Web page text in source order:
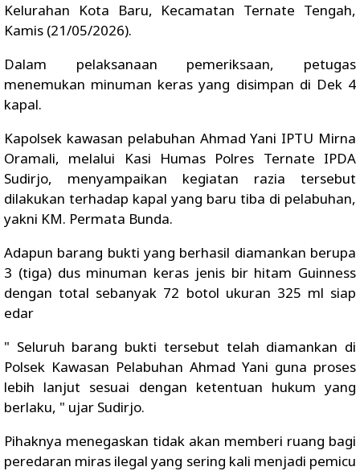
Kelurahan Kota Baru, Kecamatan Ternate Tengah,
Kamis (21/05/2026).
Dalam pelaksanaan pemeriksaan, petugas
menemukan minuman keras yang disimpan di Dek 4
kapal.
Kapolsek kawasan pelabuhan Ahmad Yani IPTU Mirna
Oramali, melalui Kasi Humas Polres Ternate IPDA
Sudirjo, menyampaikan kegiatan razia tersebut
dilakukan terhadap kapal yang baru tiba di pelabuhan,
yakni KM. Permata Bunda.
Adapun barang bukti yang berhasil diamankan berupa
3 (tiga) dus minuman keras jenis bir hitam Guinness
dengan total sebanyak 72 botol ukuran 325 ml siap
edar
" Seluruh barang bukti tersebut telah diamankan di
Polsek Kawasan Pelabuhan Ahmad Yani guna proses
lebih lanjut sesuai dengan ketentuan hukum yang
berlaku, " ujar Sudirjo.
Pihaknya menegaskan tidak akan memberi ruang bagi
peredaran miras ilegal yang sering kali menjadi pemicu